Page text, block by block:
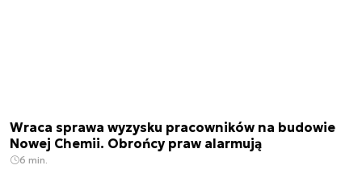
Wraca sprawa wyzysku pracowników na budowie
Nowej Chemii. Obrońcy praw alarmują
6 min.